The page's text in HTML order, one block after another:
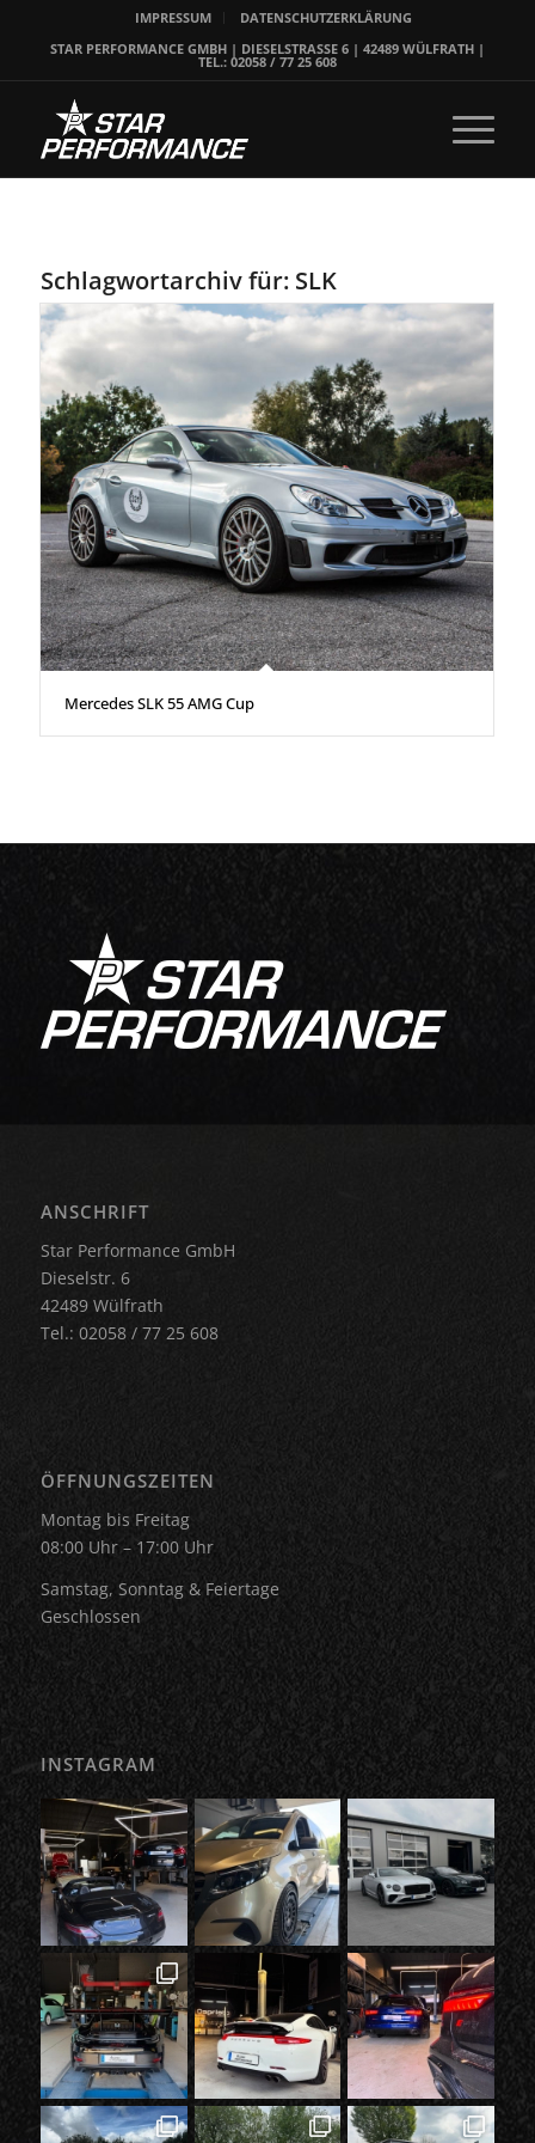
IMPRESSUM
DATENSCHUTZERKLÄRUNG
STAR PERFORMANCE GMBH | DIESELSTRASSE 6 | 42489 WÜLFRATH |
TEL.: 02058 / 77 25 608
Schlagwortarchiv für: SLK
Mercedes SLK 55 AMG Cup
ANSCHRIFT
Star Performance GmbH
Dieselstr. 6
42489 Wülfrath
Tel.: 02058 / 77 25 608
ÖFFNUNGSZEITEN
Montag bis Freitag
08:00 Uhr – 17:00 Uhr
Samstag, Sonntag & Feiertage
Geschlossen
INSTAGRAM